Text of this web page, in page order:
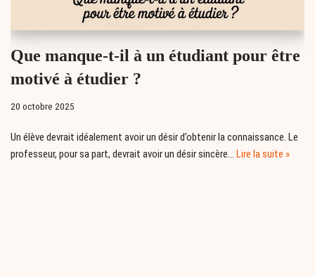
Que manque-t-il à un étudiant pour être
motivé à étudier ?
20 octobre 2025
Un élève devrait idéalement avoir un désir d’obtenir la connaissance. Le
professeur, pour sa part, devrait avoir un désir sincère… Lire la suite »